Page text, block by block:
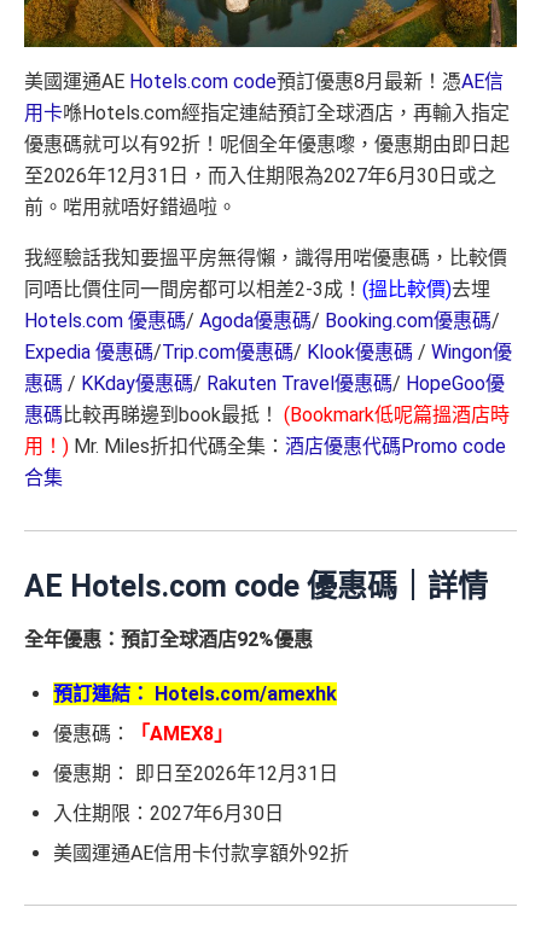
美國運通AE Hotels.com code預訂優惠8月最新！憑AE信
用卡喺Hotels.com經指定連結預訂全球酒店，再輸入指定
優惠碼就可以有92折！呢個全年優惠嚟，優惠期由即日起
至2026年12月31日，而入住期限為2027年6月30日或之
前。啱用就唔好錯過啦。
我經驗話我知要搵平房無得懶，識得用啱優惠碼，比較價
同唔比價住同一間房都可以相差2-3成！ (搵比較價)去埋
Hotels.com 優惠碼/ Agoda優惠碼/ Booking.com優惠碼/
Expedia 優惠碼/Trip.com優惠碼/ Klook優惠碼 / Wingon優
惠碼 / KKday優惠碼/ Rakuten Travel優惠碼/ HopeGoo優
惠碼比較再睇邊到book最抵！ (Bookmark低呢篇搵酒店時
用！) Mr. Miles折扣代碼全集： 酒店優惠代碼Promo code
合集
AE Hotels.com code 優惠碼｜詳情
全年優惠：預訂全球酒店92%優惠
預訂連結：
Hotels.com/amexhk
優惠碼：
「AMEX8」
優惠期： 即日至2026年12月31日
入住期限：2027年6月30日
美國運通AE信用卡付款享額外92折